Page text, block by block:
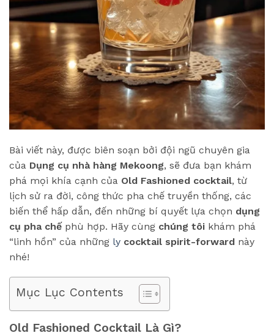
Bài viết này, được biên soạn bởi đội ngũ chuyên gia
của Dụng cụ nhà hàng Mekoong, sẽ đưa bạn khám
phá mọi khía cạnh của Old Fashioned cocktail, từ
lịch sử ra đời, công thức pha chế truyền thống, các
biến thể hấp dẫn, đến những bí quyết lựa chọn dụng
cụ pha chếphù hợp. Hãy cùng chúng tôi khám phá
“linh hồn” của những ly cocktail spirit-forward này
nhé!
Mục Lục Contents
Old Fashioned Cocktail Là Gì?